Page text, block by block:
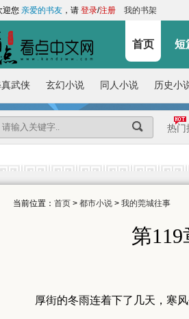
迎您 亲爱的书友 ，请 登录/注册 我的书架
首页 短
武侠 玄幻小说 同人小说 历史小
热门
当前位置： 首页 > 都市小说 > 我的莞城往事
第
厚街的冬雨连着下了几天，寒